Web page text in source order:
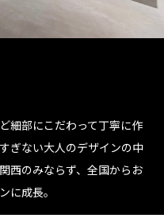
細部にこだわって丁寧に作
ぎない大人のデザインの中
西のみならず、全国からお
に成長。